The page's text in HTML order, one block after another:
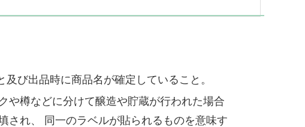
び出品時に商品名が確定していること。
や樽などに分けて醸造や貯蔵が行われた場合
され、 同一のラベルが貼られるものを意味す